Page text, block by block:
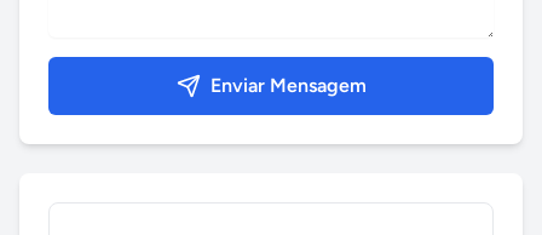
Enviar Mensagem